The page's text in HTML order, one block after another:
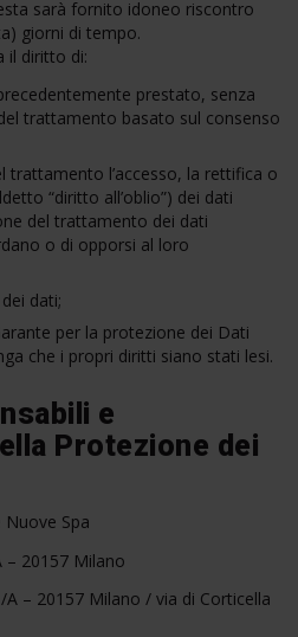
sarà fornito idoneo riscontro
giorni di tempo.
il diritto di:
prestato, senza
trattamento basato sul consenso
trattamento l’accesso, la rettifica o
“diritto all’oblio”) dei dati
del trattamento dei dati
o di opporsi al loro
dati;
per la protezione dei Dati
che i propri diritti siano stati lesi.
e
Protezione dei
Nuove Spa
– 20157 Milano
– 20157 Milano / via di Corticella